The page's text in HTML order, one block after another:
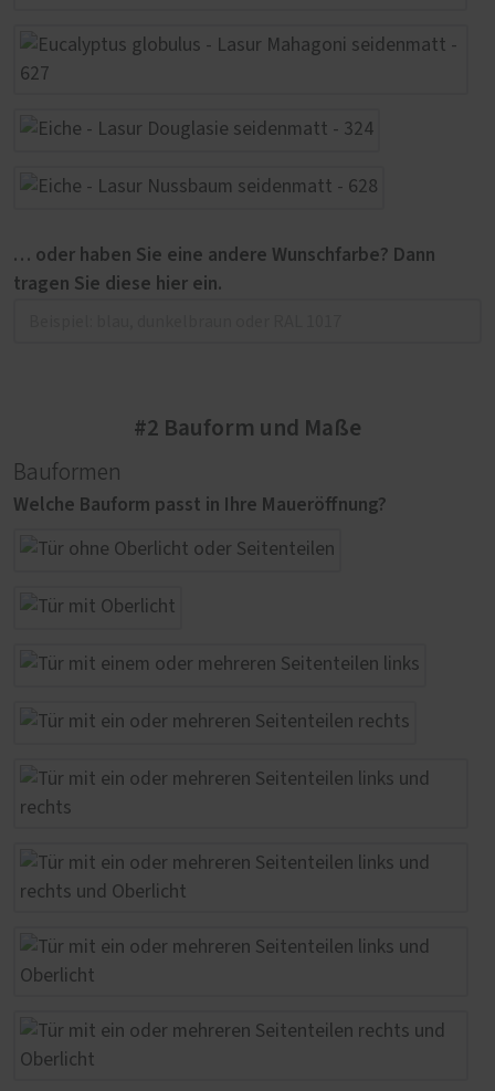
… oder haben Sie eine andere Wunschfarbe? Dann
tragen Sie diese hier ein.
#2 Bauform und Maße
Bauformen
Welche Bauform passt in Ihre Maueröffnung?